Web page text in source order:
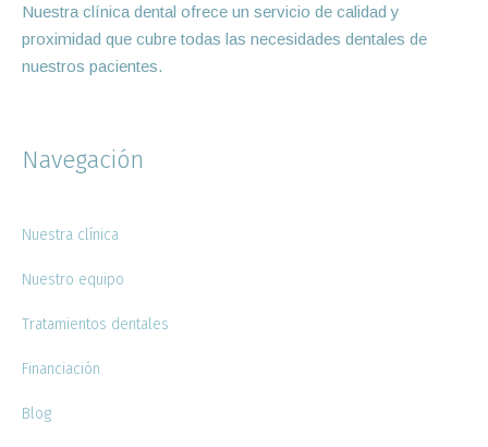
Nuestra clínica dental ofrece un servicio de calidad y
proximidad que cubre todas las necesidades dentales de
nuestros pacientes.
Navegación
Nuestra clínica
Nuestro equipo
Tratamientos dentales
Financiación
Blog